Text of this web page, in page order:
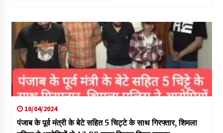
10/04/2024
पंजाब के पूर्व मंत्री के बेटे सहित 5 चिट्टे के साथ गिरफ्तार, शिमला